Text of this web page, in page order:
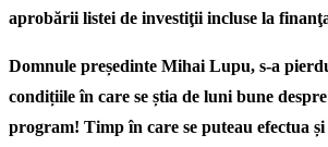
aprobării listei de investiţii incluse la
Domnule președinte Mihai Lupu, s-a
condițiile în care se știa de luni bune
program! Timp în care se puteau efectua